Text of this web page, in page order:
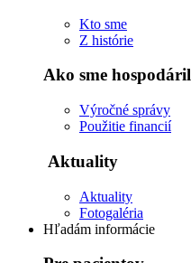
Kto sme
Z histórie
Ako sme
Výročné správy
Použitie financií
Aktuality
Aktuality
Fotogaléria
Hľadám informácie